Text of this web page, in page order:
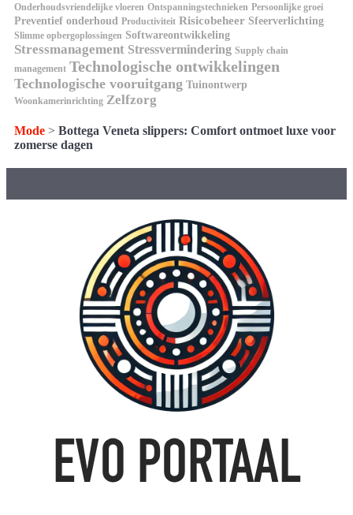
Onderhoudsvriendelijke vloeren Ontspanningstechnieken Persoonlijke groei
Preventief onderhoud Productiviteit Risicobeheer Sfeerverlichting
Slimme opbergoplossingen Softwareontwikkeling
Stressmanagement Stressvermindering Supply chain
management Technologische ontwikkelingen
Technologische vooruitgang Tuinontwerp
Woonkamerinrichting Zelfzorg
Mode > Bottega Veneta slippers: Comfort ontmoet luxe voor
zomerse dagen